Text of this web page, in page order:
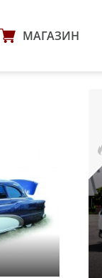
МАГАЗИН